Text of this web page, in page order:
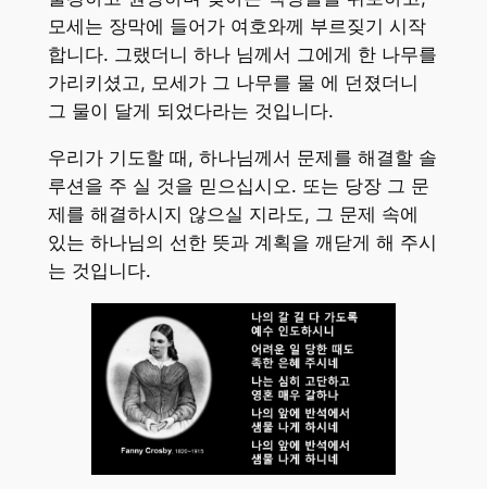
모세는 장막에 들어가 여호와께 부르짖기 시작
합니다. 그랬더니 하나 님께서 그에게 한 나무를
가리키셨고, 모세가 그 나무를 물 에 던졌더니
그 물이 달게 되었다라는 것입니다.
우리가 기도할 때, 하나님께서 문제를 해결할 솔
루션을 주 실 것을 믿으십시오. 또는 당장 그 문
제를 해결하시지 않으실 지라도, 그 문제 속에
있는 하나님의 선한 뜻과 계획을 깨닫게 해 주시
는 것입니다.